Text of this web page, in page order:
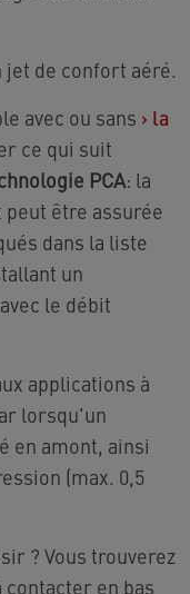
de confort aéré.
avec ou sans › la
ce qui suit
PCA: la
être assurée
dans la liste
un
le débit
applications à
lorsqu'un
en amont, ainsi
(max. 0,5
? Vous trouverez
en bas